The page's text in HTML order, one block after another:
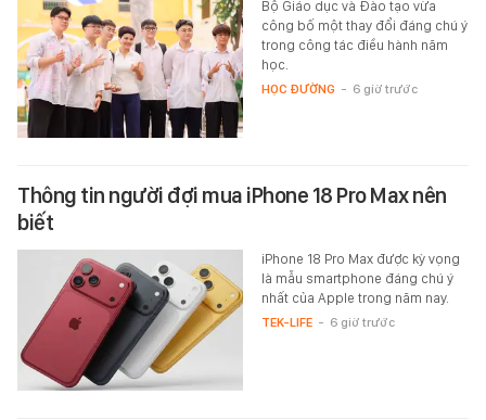
Bộ Giáo dục và Đào tạo vừa
công bố một thay đổi đáng chú ý
trong công tác điều hành năm
học.
HỌC ĐƯỜNG - 6 giờ trước
Thông tin người đợi mua iPhone 18 Pro Max nên
biết
iPhone 18 Pro Max được kỳ vọng
là mẫu smartphone đáng chú ý
nhất của Apple trong năm nay.
TEK-LIFE - 6 giờ trước